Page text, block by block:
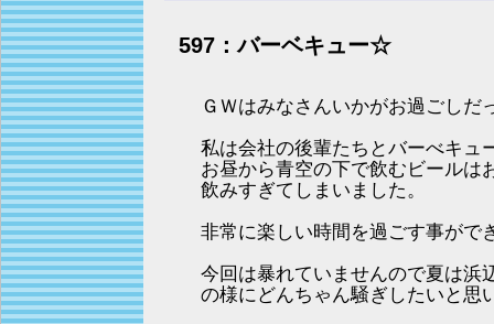
597：バーベキュー☆
ＧＷはみなさんいかがお過ごしだ
私は会社の後輩たちとバーべキュ
お昼から青空の下で飲むビールは
飲みすぎてしまいました。
非常に楽しい時間を過ごす事がで
今回は暴れていませんので夏は浜
の様にどんちゃん騒ぎしたいと思